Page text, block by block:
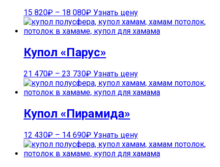
15 820₽ – 18 080₽ Узнать цену
Купол «Парус»
21 470₽ – 23 730₽ Узнать цену
Купол «Пирамида»
12 430₽ – 14 690₽ Узнать цену